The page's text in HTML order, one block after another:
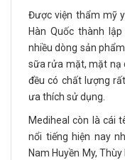
Được viện thẩm mỹ
Hàn Quốc thành
nhiều dòng sản
sữa rửa mặt, mặt nạ
đều có chất lượng
ưa thích sử dụng.
Mediheal còn là cái
nổi tiếng hiện nay
Nam Huyền My,